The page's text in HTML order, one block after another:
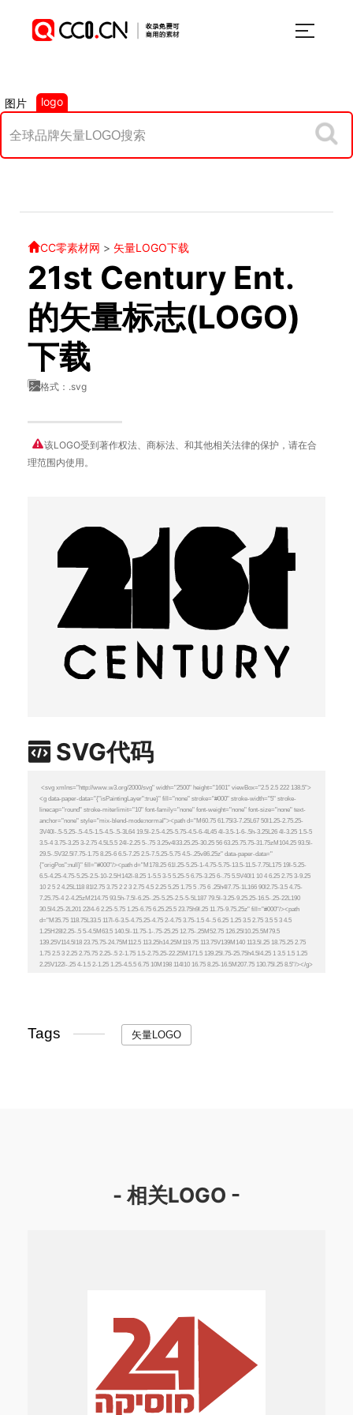
图片 logo
CC零素材网 > 矢量LOGO下载
21st Century Ent.
的矢量标志(LOGO)
下载
格式：.svg
该LOGO受到著作权法、商标法、和其他相关法律的保护，请在合
理范围内使用。
SVG代码
Tags 矢量LOGO
- 相关LOGO -